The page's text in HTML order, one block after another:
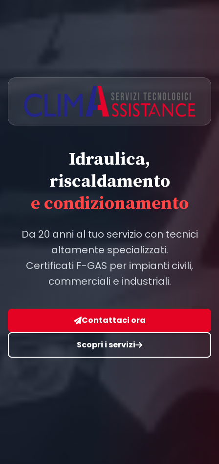
Idraulica,
riscaldamento
e condizionamento
Da 20 anni al tuo servizio con tecnici
altamente specializzati.
Certificati F-GAS per impianti civili,
commerciali e industriali.
Contattaci ora
Scopri i servizi